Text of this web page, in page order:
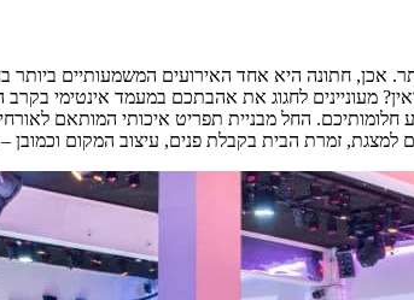
אכן, חתונה היא אחד האירועים המשמעותיים ביותר
החל מבניית תפריט איכותי המותאם
זמרת הבית בקבלת פנים, עיצוב המקום וכמובן –